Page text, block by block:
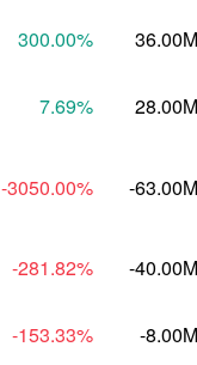
300.00% 36.00M
7.69% 28.00M
-3050.00% -63.00M
-281.82% -40.00M
-153.33% -8.00M